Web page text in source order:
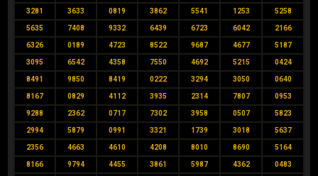
3281 3633 0819 3862 5541 1253 5258
5635 7408 9332 6439 6723 6042 2166
6326 0189 4723 8522 9687 4677 5187
3095 6542 4358 7550 4692 5215 0424
8491 9850 8419 0222 3294 3050 0640
8167 0829 4112 3935 2314 7807 0953
9288 2362 0717 7302 3958 0507 5823
2994 5879 0991 3321 1739 3018 5637
2356 4663 4610 4208 8010 8690 5164
8166 9794 4455 3861 5987 4362 0483